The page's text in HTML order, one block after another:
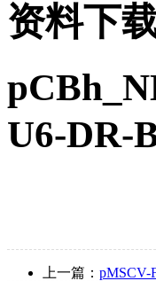
资料下
U6-DR-
上一篇： pMSCV-